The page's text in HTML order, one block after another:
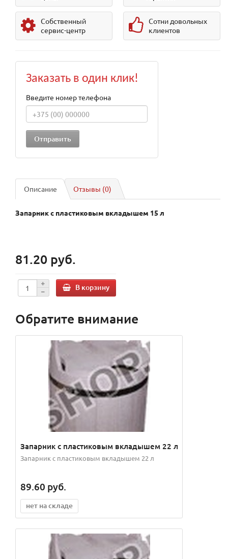
Собственный
сервис-центр
Сотни довольных
клиентов
Заказать в один клик!
Введите номер телефона
Описание Отзывы (0)
Запарник с пластиковым вкладышем 15 л
81.20 руб.
В корзину
Обратите внимание
Запарник с пластиковым вкладышем 22 л
Запарник с пластиковым вкладышем 22 л
89.60 руб.
нет на складе